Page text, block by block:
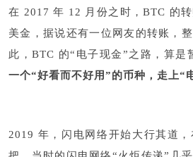
在 2017 年 12 月份之时，BTC 的
美金，据说还有一位网友的转账，
此，BTC 的“电子现金”之路，算是
一个“好看而不好用”的币种，走上“
2019 年，闪电网络开始大行其道